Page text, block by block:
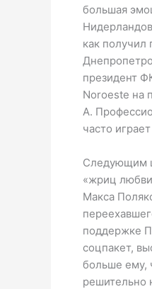
большая
как получил
президент
Noroeste на
А.
часто
Следующим
«жриц
Макса
поддержке
соцпакет,
больше ему,
решительно